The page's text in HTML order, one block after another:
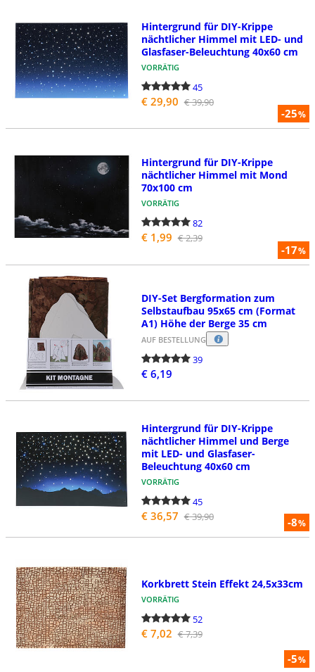
-25%
Hintergrund für DIY-Krippe
nächtlicher Himmel mit LED- und
Glasfaser-Beleuchtung 40x60 cm
VORRÄTIG
45
€ 29,90 € 39,90
-17%
Hintergrund für DIY-Krippe
nächtlicher Himmel mit Mond
70x100 cm
VORRÄTIG
82
€ 1,99 € 2,39
DIY-Set Bergformation zum
Selbstaufbau 95x65 cm (Format
A1) Höhe der Berge 35 cm
AUF BESTELLUNG
39
€ 6,19
-8%
Hintergrund für DIY-Krippe
nächtlicher Himmel und Berge
mit LED- und Glasfaser-
Beleuchtung 40x60 cm
VORRÄTIG
45
€ 36,57 € 39,90
-5%
Korkbrett Stein Effekt 24,5x33cm
VORRÄTIG
52
€ 7,02 € 7,39